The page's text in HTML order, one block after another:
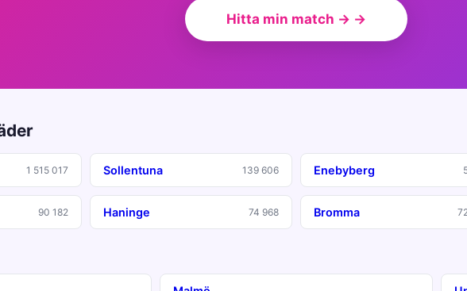
Hitta min match → →
1 515 017 Sollentuna 139 606 Enebyberg
90 182 Haninge 74 968 Bromma